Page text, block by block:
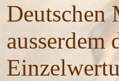
Deutschen